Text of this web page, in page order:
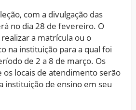
com a divulgação das
no dia 28 de fevereiro. O
a matrícula ou o
na instituição para a qual foi
de 2 a 8 de março. Os
os locais de atendimento serão
instituição de ensino em seu